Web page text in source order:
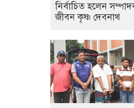
নির্বাচিত হলেন
জীবন কৃষ্ণ দেবনাথ